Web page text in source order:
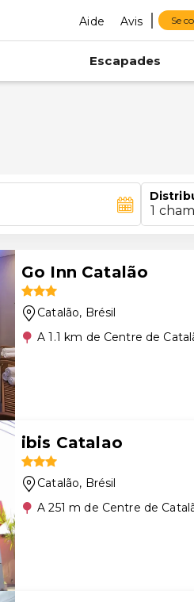
Aide Avis Se
Escapades
1
Go Inn Catalão
Catalão, Brésil
A 1.1 km de Centre de
ibis Catalao
Catalão, Brésil
A 251 m de Centre de